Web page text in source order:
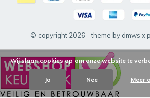
© copyright 2026 - theme by dmws x
Wij slaan cookies op om onze website te
Ja Nee Meer